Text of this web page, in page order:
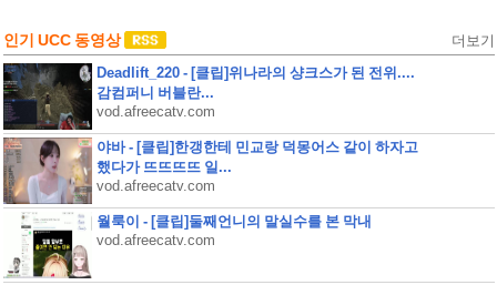
인기 UCC 동영상 더보기
Deadlift_220 - [클립]위나라의 샹크스가 된 전위....
감컴퍼니 버블란...
vod.afreecatv.com
야바 - [클립]한갱한테 민교랑 덕몽어스 같이 하자고
했다가 뜨뜨뜨뜨 일...
vod.afreecatv.com
월룩이 - [클립]둘째언니의 말실수를 본 막내
vod.afreecatv.com